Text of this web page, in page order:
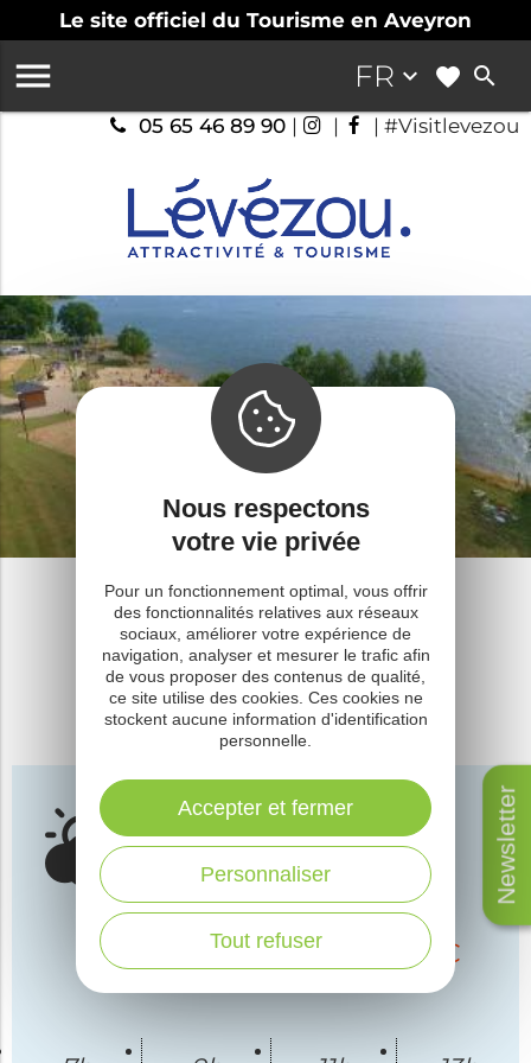
Le site officiel du Tourisme en Aveyron
Newsletter
FR keyboard_arrow_down search

05 65 46 89 90 | | | #Visitlevezou
Pareloup Lévézou
Météo
Météo de Pont de Salars
Pont-
Salars
lundi 10août
2026
Développement
nuageux
Min :18°C/ 34°C
Nous respectons
votre vie privée
Pour un fonctionnement optimal, vous offrir
des fonctionnalités relatives aux réseaux
sociaux, améliorer votre expérience de
navigation, analyser et mesurer le trafic afin
de vous proposer des contenus de qualité,
ce site utilise des cookies. Ces cookies ne
stockent aucune information d'identification
personnelle.
Tout refuser
Personnaliser
Accepter et fermer